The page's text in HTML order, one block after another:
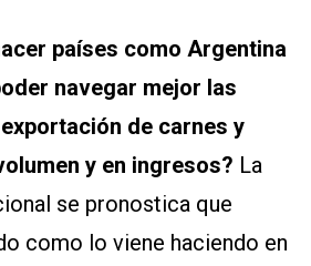
países como Argentina
navegar mejor las
de carnes y
y en ingresos? La
se pronostica que
como lo viene haciendo en